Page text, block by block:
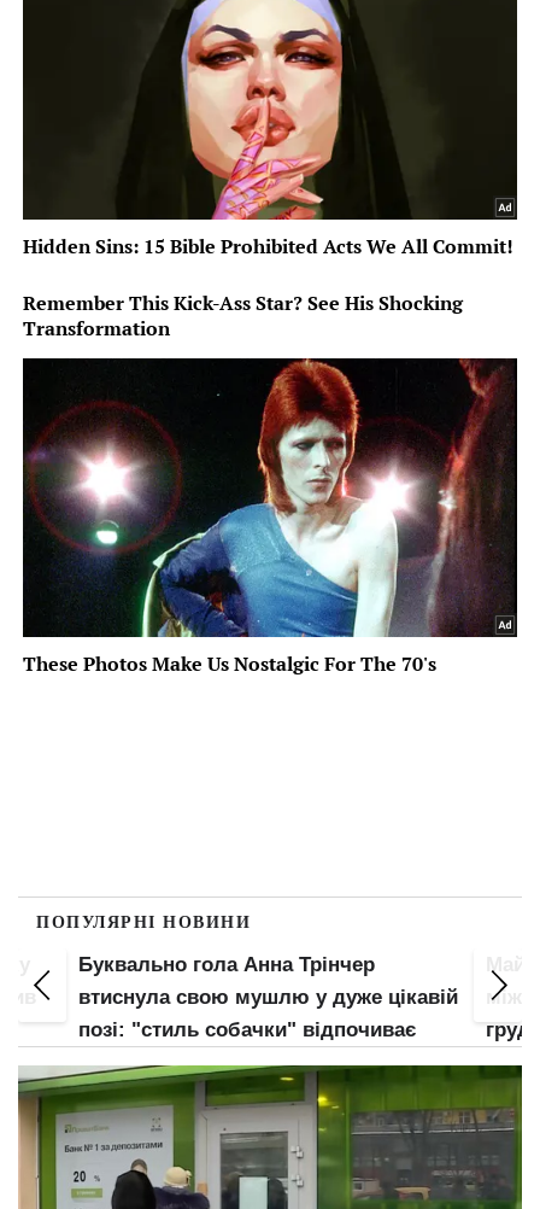
ПОПУЛЯРНІ НОВИНИ
Буквально гола Анна Трінчер
втиснула свою мушлю у дуже цікавій
позі: "стиль собачки" відпочиває
між